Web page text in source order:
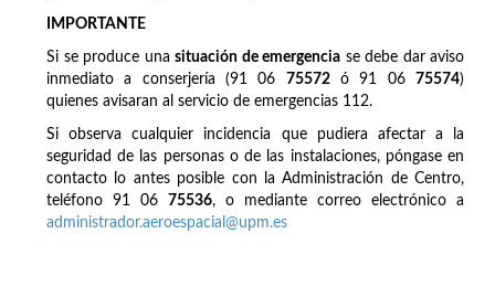
IMPORTANTE
Si se produce una situación de emergencia se debe dar aviso
inmediato a conserjería (91 06 75572ó 91 06 75574)
quienes avisaran al servicio de emergencias 112.
Si observa cualquier incidencia que pudiera afectar a la
seguridad de las personas o de las instalaciones, póngase en
contacto lo antes posible con la Administración de Centro,
teléfono 91 06 75536, o mediante correo electrónico a
administrador.aeroespacial@upm.es